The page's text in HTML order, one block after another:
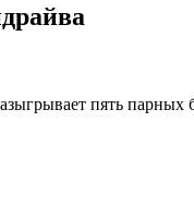
пять парных